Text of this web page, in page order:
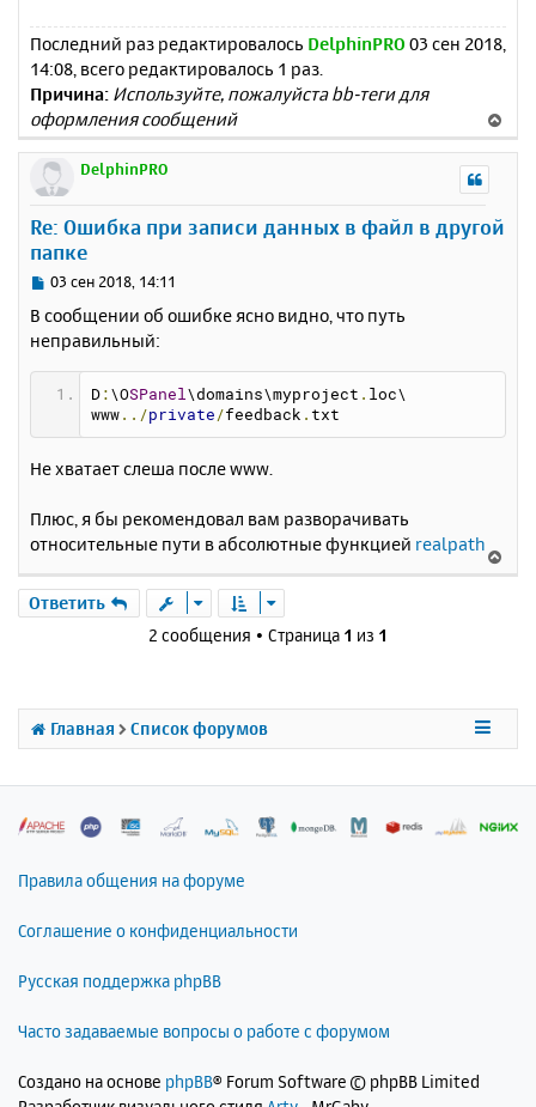
<textarea name="text" id="text" co
ls="55" rows= "5"></textarea><br>
<input type ="submit"
ить">
</form>
</div>
</body>
</html>
Последний раз редактировалось DelphinPRO 03 сен 2018,
14:08, всего редактировалось 1 раз.
Причина: Используйте, пожалуйста bb-теги для
оформления сообщений
е
л
DelphinPRO
Re: Ошибка при записи данных в файл в другой
папке
С
о
б
03 сен 2018, 14:11
В сообщении об ошибке ясно видно, что путь
неправильный:
D : \OSPanel \domains\myproject . loc\
www ../private /feedback . txt
Не хватает слеша после www.
Плюс, я бы рекомендовал вам разворачивать
относительные пути в абсолютные функцией realpath
е
с
н
ч
Ответить
2 сообщения • Страница 1 из 1
Главная Список форумов
Правила общения на форуме
Соглашение о конфиденциальности
Русская поддержка phpBB
Часто задаваемые вопросы о работе с форумом
Создано на основе phpBB® Forum Software © phpBB Limited